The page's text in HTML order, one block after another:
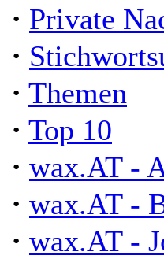
· Private
·
· Themen
· Top 10
· wax.AT -
· wax.AT -
· wax.AT -